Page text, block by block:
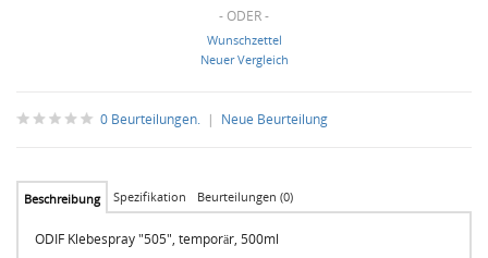
- ODER -
Wunschzettel
Neuer Vergleich
0 Beurteilungen. | Neue Beurteilung
Beschreibung Spezifikation Beurteilungen (0)
ODIF Klebespray "505", temporär, 500ml